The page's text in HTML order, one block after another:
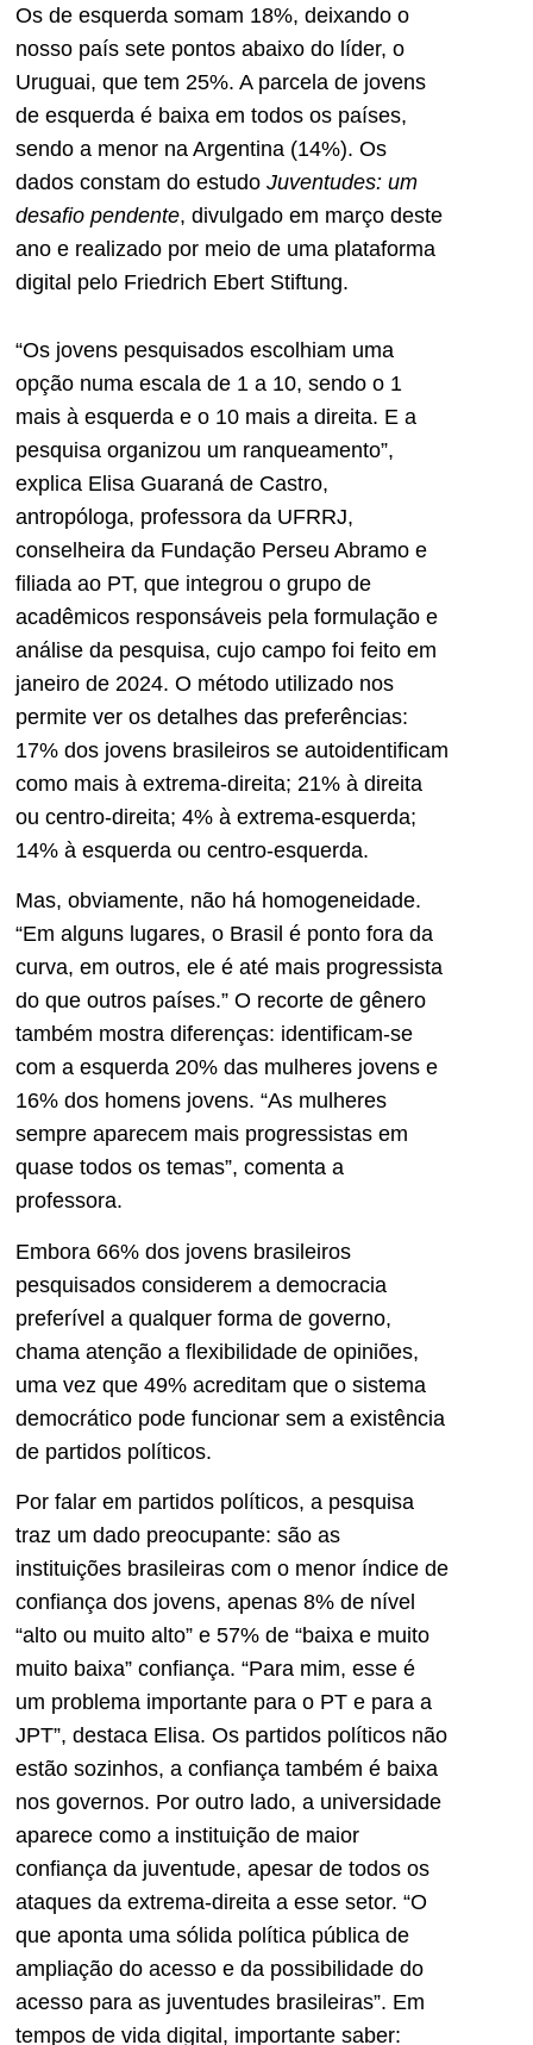
Os de esquerda somam 18%, deixando o
nosso país sete pontos abaixo do líder, o
Uruguai, que tem 25%. A parcela de jovens
de esquerda é baixa em todos os países,
sendo a menor na Argentina (14%). Os
dados constam do estudo Juventudes: um
desafio pendente, divulgado em março deste
ano e realizado por meio de uma plataforma
digital pelo Friedrich Ebert Stiftung.
“Os jovens pesquisados escolhiam uma
opção numa escala de 1 a 10, sendo o 1
mais à esquerda e o 10 mais a direita. E a
pesquisa organizou um ranqueamento”,
explica Elisa Guaraná de Castro,
antropóloga, professora da UFRRJ,
conselheira da Fundação Perseu Abramo e
filiada ao PT, que integrou o grupo de
acadêmicos responsáveis pela formulação e
análise da pesquisa, cujo campo foi feito em
janeiro de 2024. O método utilizado nos
permite ver os detalhes das preferências:
17% dos jovens brasileiros se autoidentificam
como mais à extrema-direita; 21% à direita
ou centro-direita; 4% à extrema-esquerda;
14% à esquerda ou centro-esquerda.
Mas, obviamente, não há homogeneidade.
“Em alguns lugares, o Brasil é ponto fora da
curva, em outros, ele é até mais progressista
do que outros países.” O recorte de gênero
também mostra diferenças: identificam-se
com a esquerda 20% das mulheres jovens e
16% dos homens jovens. “As mulheres
sempre aparecem mais progressistas em
quase todos os temas”, comenta a
professora.
Embora 66% dos jovens brasileiros
pesquisados considerem a democracia
preferível a qualquer forma de governo,
chama atenção a flexibilidade de opiniões,
uma vez que 49% acreditam que o sistema
democrático pode funcionar sem a existência
de partidos políticos.
Por falar em partidos políticos, a pesquisa
traz um dado preocupante: são as
instituições brasileiras com o menor índice de
confiança dos jovens, apenas 8% de nível
“alto ou muito alto” e 57% de “baixa e muito
muito baixa” confiança. “Para mim, esse é
um problema importante para o PT e para a
JPT”, destaca Elisa. Os partidos políticos não
estão sozinhos, a confiança também é baixa
nos governos. Por outro lado, a universidade
aparece como a instituição de maior
confiança da juventude, apesar de todos os
ataques da extrema-direita a esse setor. “O
que aponta uma sólida política pública de
ampliação do acesso e da possibilidade do
acesso para as juventudes brasileiras”. Em
tempos de vida digital, importante saber: